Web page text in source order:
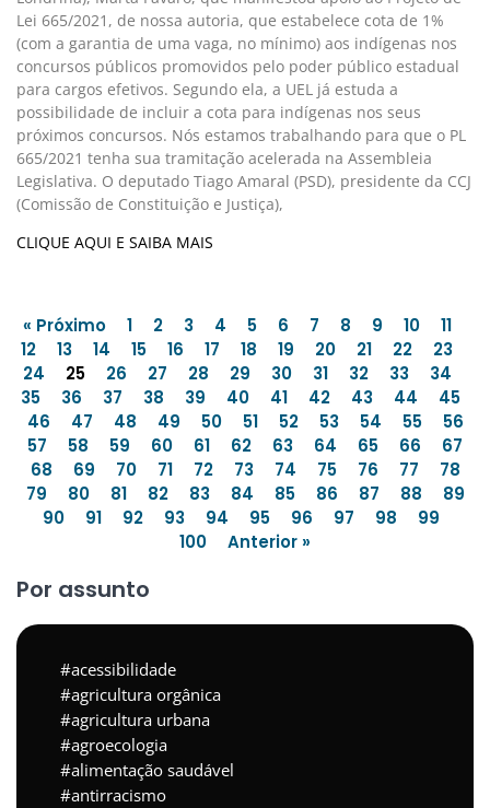
Lei 665/2021, de nossa autoria, que estabelece cota de 1%
(com a garantia de uma vaga, no mínimo) aos indígenas nos
concursos públicos promovidos pelo poder público estadual
para cargos efetivos. Segundo ela, a UEL já estuda a
possibilidade de incluir a cota para indígenas nos seus
próximos concursos. Nós estamos trabalhando para que o PL
665/2021 tenha sua tramitação acelerada na Assembleia
Legislativa. O deputado Tiago Amaral (PSD), presidente da CCJ
(Comissão de Constituição e Justiça),
CLIQUE AQUI E SAIBA MAIS
« Próximo 1 2 3 4 5 6 7 8 9 10
11
12
13 14 15 16 17 18 19 20 21 22
23
24
25 26 27 28 29 30 31 32 33
34
35
36 37 38 39 40 41 42 43 44
45
46
47 48 49 50 51 52 53 54 55
56
57
58 59 60 61 62 63 64 65 66
67
68
69 70 71 72 73 74 75 76 77
78
79
80 81 82 83 84 85 86 87 88
89
90
91 92 93 94 95 96 97 98
99
100
Anterior »
Por assunto
acessibilidade
agricultura orgânica
agricultura urbana
agroecologia
alimentação saudável
antirracismo